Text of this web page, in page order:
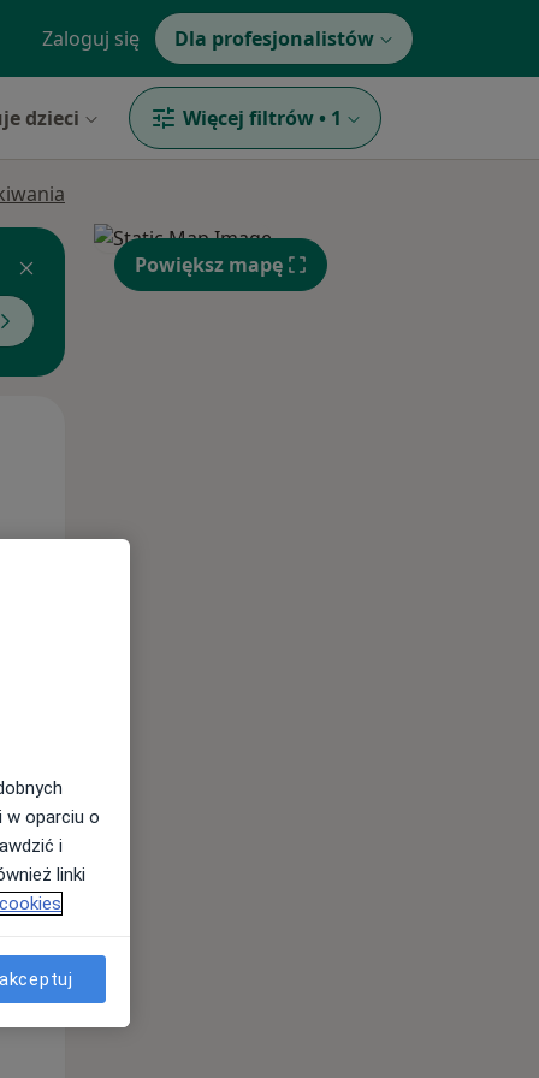
Zaloguj się Dla profesjonalistów
dzieci Więcej filtrów • 1
Śr,
12 Sie
Powiększ mapę
w oparciu o
i
linki